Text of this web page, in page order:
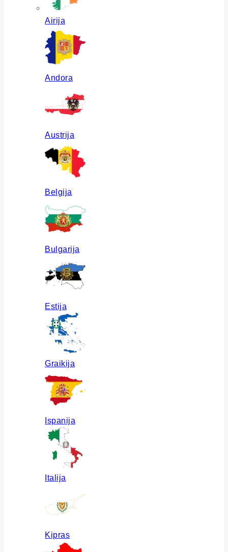
Airija
Andora
Austrija
Belgija
Bulgarija
Estija
Graikija
Ispanija
Italija
Kipras